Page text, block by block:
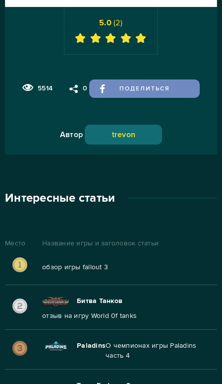
5514 0 ПОДЕЛИТЬСЯ
5.0(2)
Автор trevon
Интересные статьи
Место Название игры и заголовок статьи
обзор игры fallout 3
Битва Танков
отзыв на игру World 0f tanks
PaladinsО чемпионах игры Paladins
часть 4